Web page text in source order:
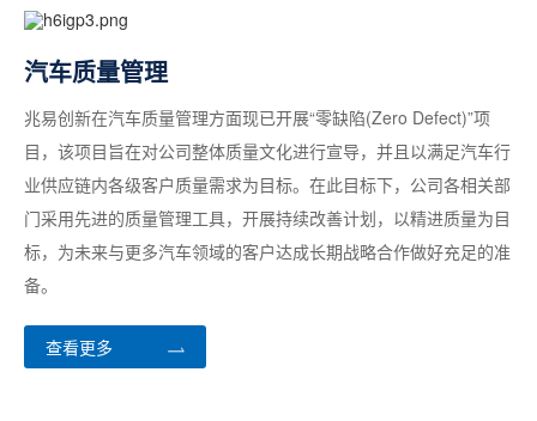
汽车质量管理
兆易创新在汽车质量管理方面现已开展“零缺陷(Zero Defect)”项
目，该项目旨在对公司整体质量文化进行宣导，并且以满足汽车行
业供应链内各级客户质量需求为目标。在此目标下，公司各相关部
门采用先进的质量管理工具，开展持续改善计划，以精进质量为目
标，为未来与更多汽车领域的客户达成长期战略合作做好充足的准
备。
查看更多